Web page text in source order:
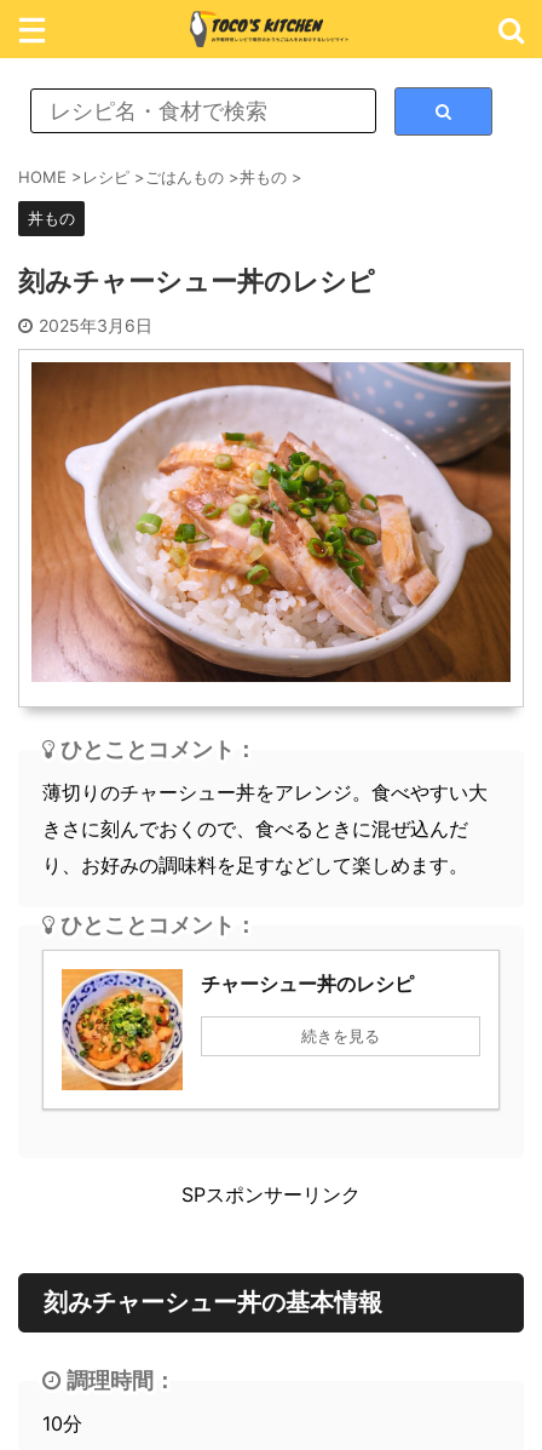
レシピ検索
ごはん
めん類
スイーツ
スープ
軽食
HOME >レシピ > ごはんもの >丼もの >
丼もの
刻みチャーシュー丼のレシピ
2025年3月6日
ひとことコメント：
薄切りのチャーシュー丼をアレンジ。食べやすい大
きさに刻んでおくので、食べるときに混ぜ込んだ
り、お好みの調味料を足すなどして楽しめます。
ひとことコメント：
チャーシュー丼のレシピ
続きを見る
SPスポンサーリンク
刻みチャーシュー丼の基本情報
調理時間：
10分